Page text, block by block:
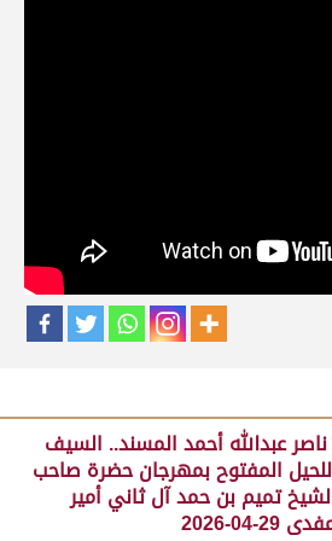
May
فاران.. مضمر هجن الشحانية الفائز
بميدان الوثبة 22-05-2026
عبدالله أحمد المسند.. السيف
المفتوح بمهرجان حضرة صاحب
تميم بن حمد آل ثاني أمير
04-2026